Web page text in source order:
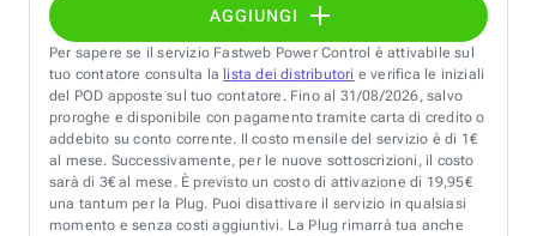
AGGIUNGI
Per sapere se il servizio Fastweb Power Control è attivabile sul
tuo contatore consulta la lista dei distributori e verifica le iniziali
del POD apposte sul tuo contatore. Fino al 31/08/2026, salvo
proroghe e disponibile con pagamento tramite carta di credito o
addebito su conto corrente. Il costo mensile del servizio è di 1€
al mese. Successivamente, per le nuove sottoscrizioni, il costo
sarà di 3€ al mese. È previsto un costo di attivazione di 19,95€
una tantum per la Plug. Puoi disattivare il servizio in qualsiasi
momento e senza costi aggiuntivi. La Plug rimarrà tua anche